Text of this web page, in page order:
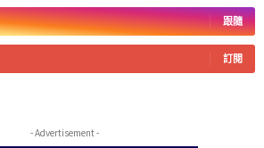
跟隨
訂閱
- Advertisement -